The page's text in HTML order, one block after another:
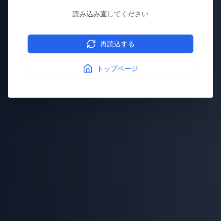
読み込み直してください
再読込する
トップページ